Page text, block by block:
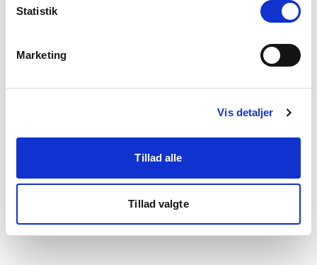
Statistik
Marketing
Vis detaljer
Tillad alle
Tillad valgte